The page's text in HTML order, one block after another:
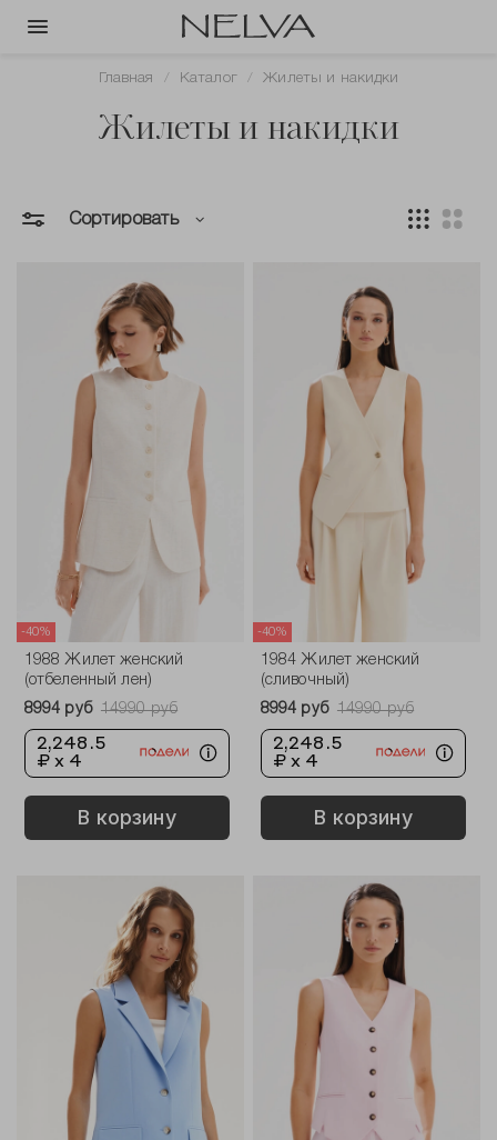
Главная Каталог Жилеты и накидки
Жилеты и накидки
Сортировать
-40%
1988 Жилет женский
(отбеленный лен)
8994 руб
14990 руб
2,248.5
₽ x 4
В корзину
-40%
1984 Жилет женский
(сливочный)
8994 руб
14990 руб
2,248.5
₽ x 4
В корзину